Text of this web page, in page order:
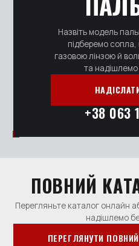
Назвіть модель
підберемо сопла,
газовою лінзою й
та
+38 063
ПОВНИЙ
Перегляньте каталог онлайн
надішлемо
ПЕРЕГЛЯНУТИ